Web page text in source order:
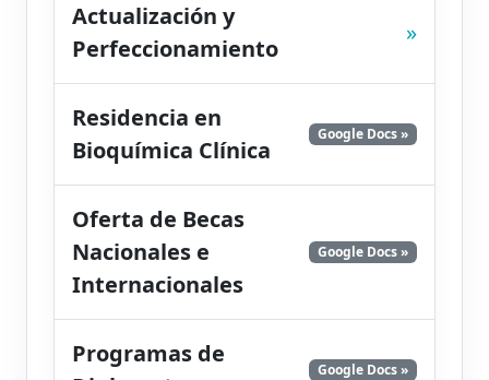
Actualización y
Perfeccionamiento
»
Residencia en
Bioquímica Clínica
Google Docs »
Oferta de Becas
Nacionales e
Internacionales
Google Docs »
Programas de
Google Docs »